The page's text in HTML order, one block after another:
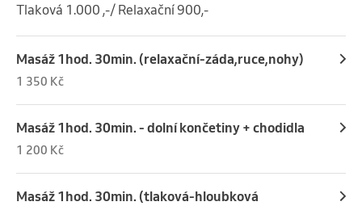
Tlaková 1.000 ,-/ Relaxační 900,-
Masáž 1hod. 30min. (relaxační-záda,ruce,nohy)
1 350 Kč
Masáž 1hod. 30min. - dolní končetiny + chodidla
1 200 Kč
Masáž 1hod. 30min. (tlaková-hloubková